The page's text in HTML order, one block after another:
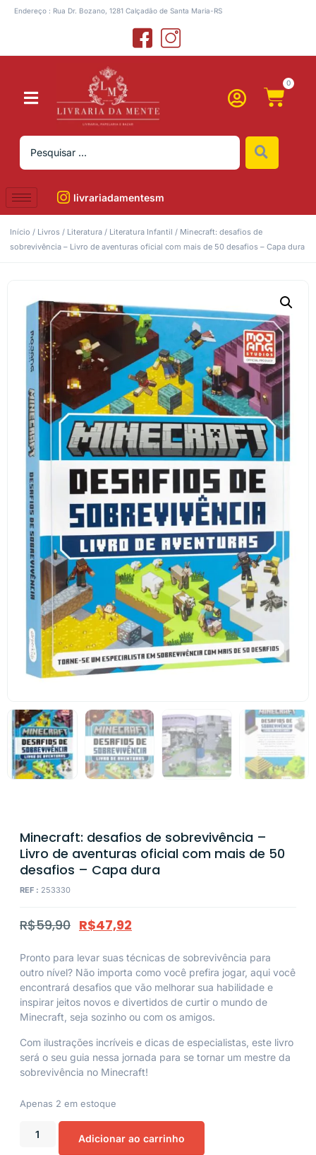
Endereço : Rua Dr. Bozano, 1281 Calçadão de Santa Maria-RS
0
livrariadamentesm
Início / Livros / Literatura / Literatura Infantil / Minecraft: desafios de
sobrevivência – Livro de aventuras oficial com mais de 50 desafios – Capa dura
Minecraft: desafios de sobrevivência –
Livro de aventuras oficial com mais de 50
desafios – Capa dura
REF : 253330
R$59,90 R$47,92
Pronto para levar suas técnicas de sobrevivência para
outro nível? Não importa como você prefira jogar, aqui você
encontrará desafios que vão melhorar sua habilidade e
inspirar jeitos novos e divertidos de curtir o mundo de
Minecraft, seja sozinho ou com os amigos.
Com ilustrações incríveis e dicas de especialistas, este livro
será o seu guia nessa jornada para se tornar um mestre da
sobrevivência no Minecraft!
Apenas 2 em estoque
Adicionar ao carrinho